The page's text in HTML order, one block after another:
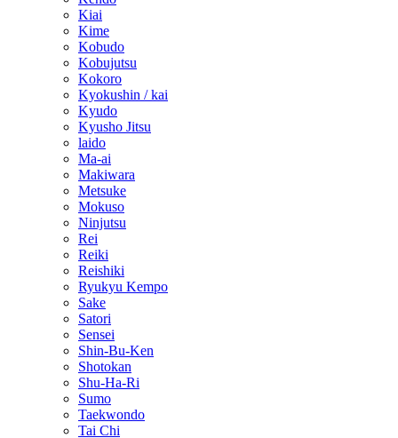
Kiai
Kime
Kobudo
Kobujutsu
Kokoro
Kyokushin / kai
Kyudo
Kyusho Jitsu
laido
Ma-ai
Makiwara
Metsuke
Mokuso
Ninjutsu
Rei
Reiki
Reishiki
Ryukyu Kempo
Sake
Satori
Sensei
Shin-Bu-Ken
Shotokan
Shu-Ha-Ri
Sumo
Taekwondo
Tai Chi